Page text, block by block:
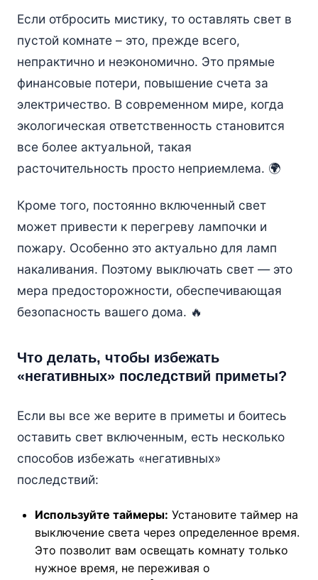
Если отбросить мистику, то оставлять свет в
пустой комнате – это, прежде всего,
непрактично и неэкономично. Это прямые
финансовые потери, повышение счета за
электричество. В современном мире, когда
экологическая ответственность становится
все более актуальной, такая
расточительность просто неприемлема. 🌍
Кроме того, постоянно включенный свет
может привести к перегреву лампочки и
пожару. Особенно это актуально для ламп
накаливания. Поэтому выключать свет — это
мера предосторожности, обеспечивающая
безопасность вашего дома. 🔥
Что делать, чтобы избежать
«негативных» последствий приметы?
Если вы все же верите в приметы и боитесь
оставить свет включенным, есть несколько
способов избежать «негативных»
последствий:
Используйте таймеры: Установите таймер на
выключение света через определенное время.
Это позволит вам освещать комнату только
нужное время, не переживая о